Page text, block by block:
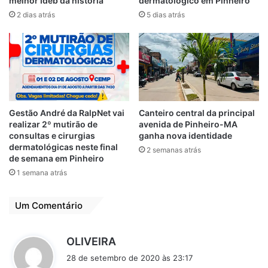
Em "PINHEIRO-MA"
Fátima Araújo
tornou-a vereadora
de São Luís
23 de outubro de 2020
Em "PINHEIRO-MA"
candidata a vereadora Eleições 2020
Fátima Araújo
2 dias atrás 5 dias atrás
Gestão André da RalpNet vai
realizar 2º mutirão de
consultas e cirurgias
dermatológicas neste final
de semana em Pinheiro
1 semana atrás
Canteiro central da principal
avenida de Pinheiro-MA
ganha nova identidade
2 semanas atrás
Um Comentário
OLIVEIRA
28 de setembro de 2020 às 23:17